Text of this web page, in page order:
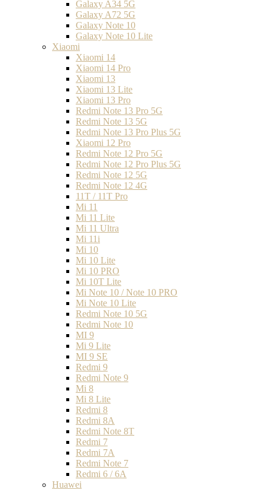
Galaxy A34 5G
Galaxy A72 5G
Galaxy Note 10
Galaxy Note 10 Lite
Xiaomi
Xiaomi 14
Xiaomi 14 Pro
Xiaomi 13
Xiaomi 13 Lite
Xiaomi 13 Pro
Redmi Note 13 Pro 5G
Redmi Note 13 5G
Redmi Note 13 Pro Plus 5G
Xiaomi 12 Pro
Redmi Note 12 Pro 5G
Redmi Note 12 Pro Plus 5G
Redmi Note 12 5G
Redmi Note 12 4G
11T / 11T Pro
Mi 11
Mi 11 Lite
Mi 11 Ultra
Mi 11i
Mi 10
Mi 10 Lite
Mi 10 PRO
Mi 10T Lite
Mi Note 10 / Note 10 PRO
Mi Note 10 Lite
Redmi Note 10 5G
Redmi Note 10
MI 9
Mi 9 Lite
MI 9 SE
Redmi 9
Redmi Note 9
Mi 8
Mi 8 Lite
Redmi 8
Redmi 8A
Redmi Note 8T
Redmi 7
Redmi 7A
Redmi Note 7
Redmi 6 / 6A
Huawei